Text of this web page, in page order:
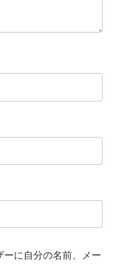
ーに自分の名前、メー